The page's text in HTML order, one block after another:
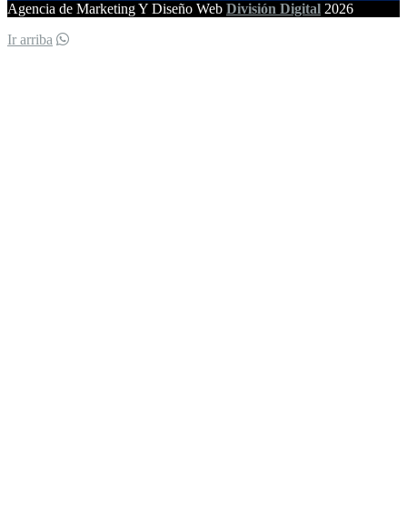
Agencia de Marketing Y Diseño Web División Digital 2026
Ir arriba